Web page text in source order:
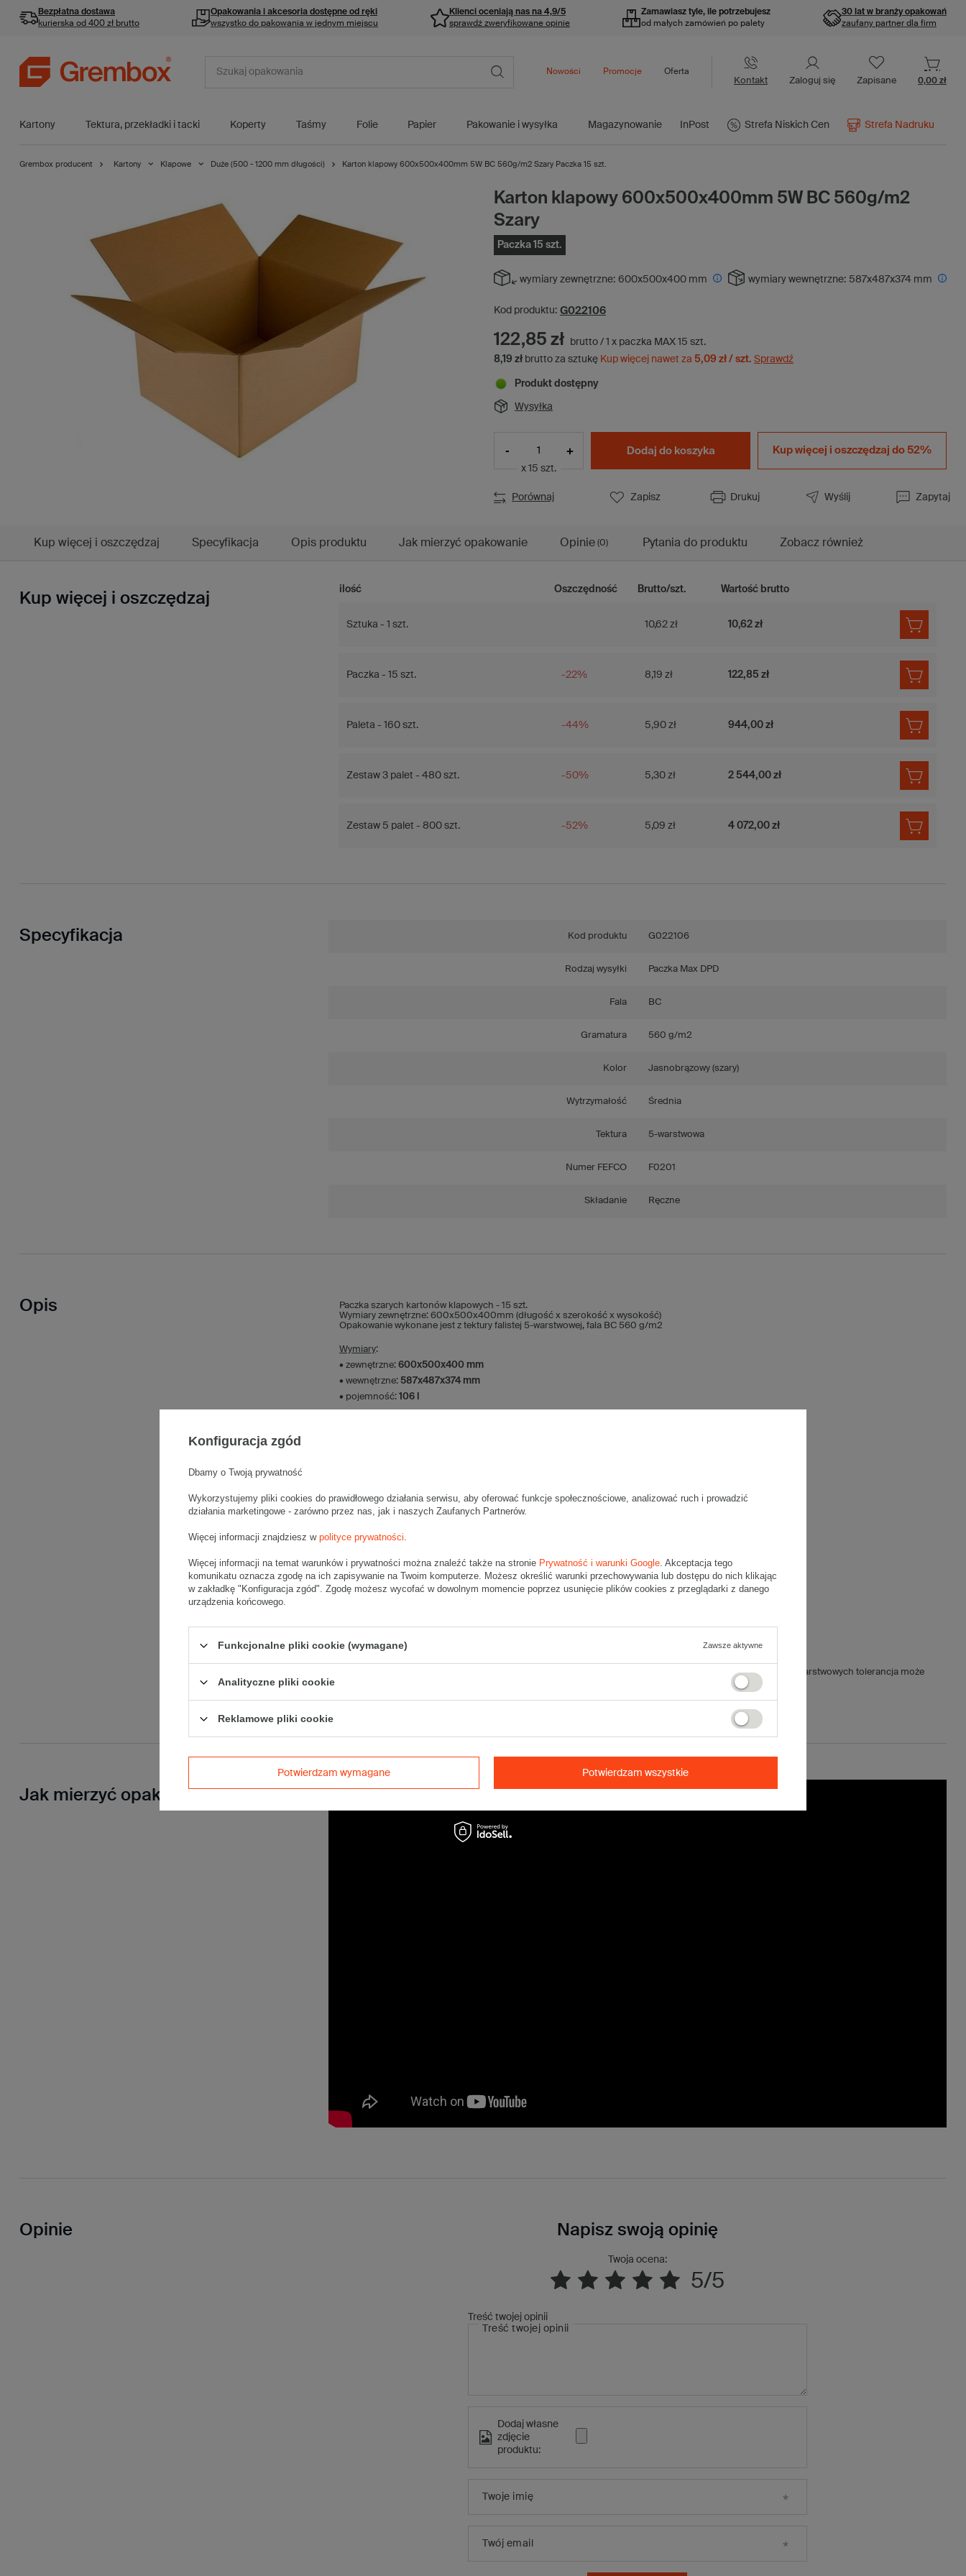
Bezpłatna dostawa
kurierska od 400 zł brutto
Opakowania i akcesoria dostępne od ręki
wszystko do pakowania w jednym miejscu
Klienci oceniają nas na 4,9/5
sprawdź zweryfikowane opinie
Zamawiasz tyle, ile potrzebujesz
od małych zamówień po palety
30 lat w branży opakowań
zaufany partner dla firm
Kontakt Zaloguj się Zapisane 0,00 zł
Kartony Tektura, przekładki i tacki Koperty Taśmy Folie Papier Pakowanie i wysyłka Magazynowanie InPost Strefa Niskich Cen Strefa Nadruku
Nowości Promocje Oferta
Grembox producent Kartony Klapowe Duże (500 - 1200 mm długości) Karton klapowy 600x500x400mm 5W BC 560g/m2 Szary Paczka 15 szt.
Karton klapowy 600x500x400mm 5W BC 560g/m2
Szary
Paczka 15 szt.
wymiary zewnętrzne: 600x500x400 mm wymiary wewnętrzne: 587x487x374 mm
Kod produktu: G022106
122,85 zł brutto / 1 x paczka MAX 15 szt.
8,19 zł brutto za sztukę Kup więcej nawet za 5,09 zł / szt. Sprawdź
Produkt dostępny
Wysyłka
- +
x 15 szt.
Dodaj do koszyka Kup więcej i oszczędzaj do 52%
Porównaj Zapisz Drukuj Wyślij Zapytaj
Kup więcej i oszczędzaj Specyfikacja Opis produktu Jak mierzyć opakowanie Opinie (0) Pytania do produktu Zobacz również
Kup więcej i oszczędzaj
ilość Oszczędność Brutto/szt. Wartość brutto
Sztuka - 1 szt. 10,62 zł 10,62 zł
Paczka - 15 szt. -22% 8,19 zł 122,85 zł
Paleta - 160 szt. -44% 5,90 zł 944,00 zł
Zestaw 3 palet - 480 szt. -50% 5,30 zł 2 544,00 zł
Zestaw 5 palet - 800 szt. -52% 5,09 zł 4 072,00 zł
Specyfikacja Kod produktu G022106
Rodzaj wysyłki Paczka Max DPD
Fala BC
Gramatura 560 g/m2
Kolor Jasnobrązowy (szary)
Wytrzymałość Średnia
Tektura 5-warstwowa
Numer FEFCO F0201
Składanie Ręczne
Opis
Paczka szarych kartonów klapowych - 15 szt.
Wymiary zewnętrzne: 600x500x400mm (długość x szerokość x wysokość)
Opakowanie wykonane jest z tektury falistej 5-warstwowej, fala BC 560 g/m2
Wymiary:
• zewnętrzne: 600x500x400 mm
• wewnętrzne: 587x487x374 mm
• pojemność: 106 l
Dodatkowe:
• typ fefco:
Karton nadaje się do pakowania wysyłek kurierskich:
• Poczta Polska Paczka B
Paczka w maksymalnym gabarycie DPD
Maksymalna waga paczki -
Tolerancja wymiarów wynikająca z parametrów pracy maszyn produkcyjnych wynosi ±5mm (dla kartonów 5-warstwowych tolerancja może
Jak mierzyć opakowanie
Opinie Napisz swoją opinię
Twoja ocena:
5/5
Treść twojej opinii
Treść twojej opinii
Dodaj własne
zdjęcie
produktu:
Twoje imię
Twój email
Konfiguracja zgód
Dbamy o Twoją prywatność
Wykorzystujemy pliki cookies do prawidłowego działania serwisu, aby oferować funkcje społecznościowe, analizować ruch i prowadzić
działania marketingowe - zarówno przez nas, jak i naszych Zaufanych Partnerów.
Więcej informacji znajdziesz w polityce prywatności.
Więcej informacji na temat warunków i prywatności można znaleźć także na stronie Prywatność i warunki Google. Akceptacja tego
komunikatu oznacza zgodę na ich zapisywanie na Twoim komputerze. Możesz określić warunki przechowywania lub dostępu do nich klikając
w zakładkę "Konfiguracja zgód". Zgodę możesz wycofać w dowolnym momencie poprzez usunięcie plików cookies z przeglądarki z danego
urządzenia końcowego.
Funkcjonalne pliki cookie (wymagane) Zawsze aktywne
Analityczne pliki cookie
Reklamowe pliki cookie
Potwierdzam wymagane Potwierdzam wszystkie